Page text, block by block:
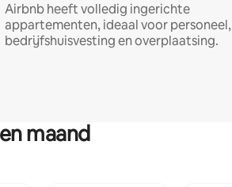
Airbnb heeft volledig ingerichte
appartementen, ideaal voor personeel,
bedrijfshuisvesting en overplaatsing.
maand